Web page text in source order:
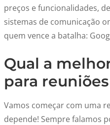
preços e funcionalidades,
sistemas de comunicação
quem vence a batalha:
Qual a
para
Vamos começar com uma
depende! Sempre falamos